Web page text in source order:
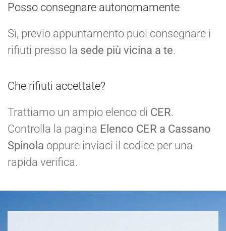
Posso consegnare autonomamente
Sì, previo appuntamento puoi consegnare i
rifiuti presso la sede più vicina a te.
Che rifiuti accettate?
Trattiamo un ampio elenco di CER.
Controlla la pagina Elenco CER a Cassano
Spinola oppure inviaci il codice per una
rapida verifica.